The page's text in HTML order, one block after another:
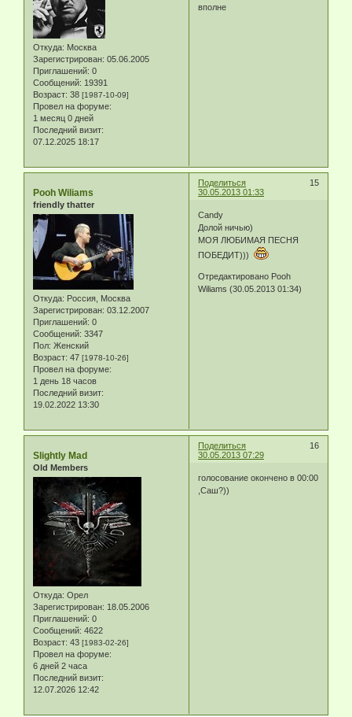
Откуда: Москва
Зарегистрирован: 05.06.2005
Приглашений: 0
Сообщений: 19391
Возраст: 38 [1987-10-09]
Провел на форуме:
1 месяц 0 дней
Последний визит:
07.12.2025 18:17
вполне
Поделиться
15
30.05.2013 01:33
Pooh Wiliams
friendly thatter
Откуда: Россия, Москва
Зарегистрирован: 03.12.2007
Приглашений: 0
Сообщений: 3347
Пол: Женский
Возраст: 47 [1978-10-26]
Провел на форуме:
1 день 18 часов
Последний визит:
19.02.2022 13:30
Candy
Долой ничью)
МОЯ ЛЮБИМАЯ ПЕСНЯ
ПОБЕДИТ)))
Отредактировано Pooh
Wiliams (30.05.2013 01:34)
Поделиться
16
30.05.2013 07:29
Slightly Mad
Old Members
Откуда: Орел
Зарегистрирован: 18.05.2006
Приглашений: 0
Сообщений: 4622
Возраст: 43 [1983-02-26]
Провел на форуме:
6 дней 2 часа
Последний визит:
12.07.2026 12:42
голосование окончено в 00:00
,Саш?))